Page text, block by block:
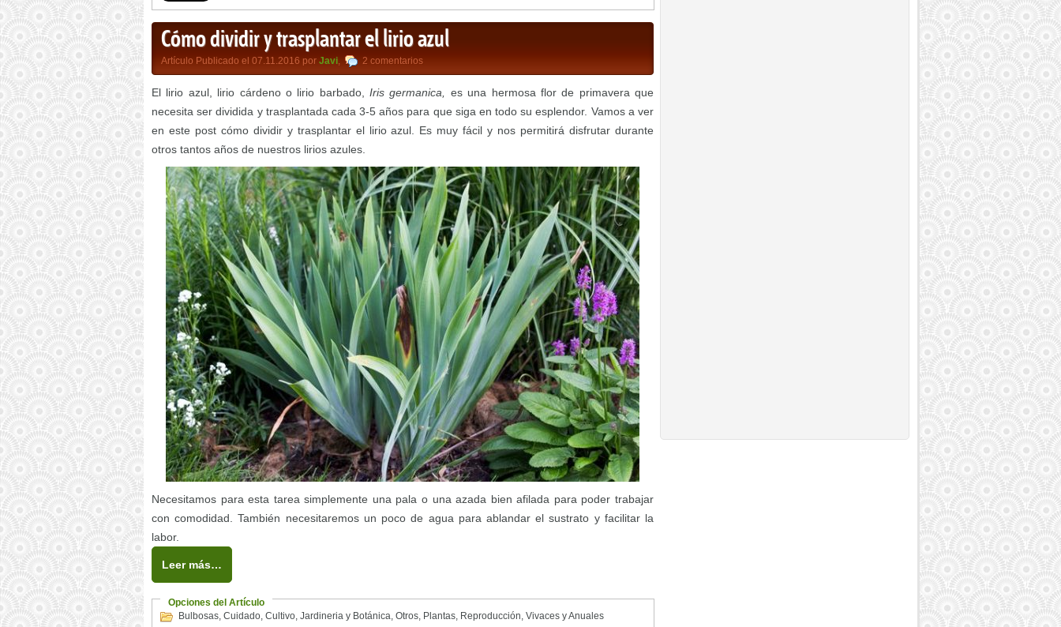
Cómo dividir y trasplantar el lirio azul
Artículo Publicado el 07.11.2016 por Javi 2 comentarios
El lirio azul, lirio cárdeno o lirio barbado, Iris germanica, es una hermosa flor de primavera que
necesita ser dividida y trasplantada cada 3-5 años para que siga en todo su esplendor. Vamos a ver
en este post cómo dividir y trasplantar el lirio azul. Es muy fácil y nos permitirá disfrutar durante
otros tantos años de nuestros lirios azules.
Necesitamos para esta tarea simplemente una pala o una azada bien afilada para poder trabajar
con comodidad. También necesitaremos un poco de agua para ablandar el sustrato y facilitar la
labor.
Leer más…
Opciones del Artículo
Bulbosas Cuidado Cultivo Jardineria y Botánica Otros Plantas Reproducción Vivaces y Anuales